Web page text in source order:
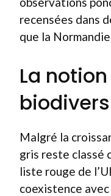
recensées dans
que la
La
Malgré la
gris reste classé
liste rouge de
coexistence